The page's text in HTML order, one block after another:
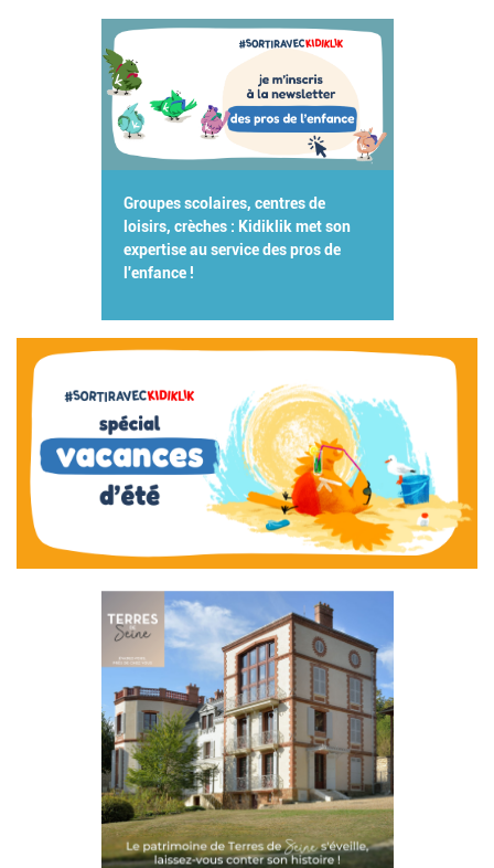
Groupes scolaires, centres de
loisirs, crèches : Kidiklik met son
expertise au service des pros de
l'enfance !